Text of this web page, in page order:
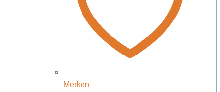
Merken